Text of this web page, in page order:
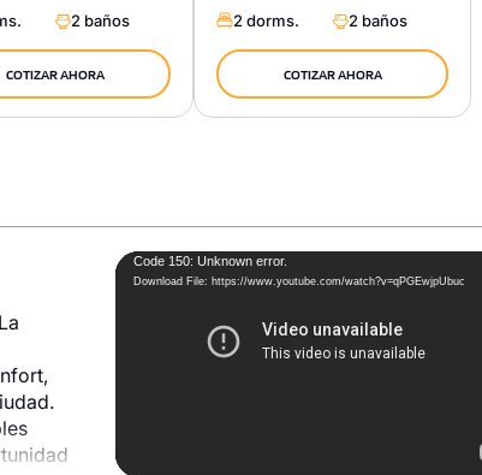
2 baños
COTIZAR AHORA
2 dorms.
2 baños
COTIZAR AHORA
Video
Player
Code 150: Unknown error.
Download File: https://www.youtube.com/watch?v=qPGEwjpUbuc